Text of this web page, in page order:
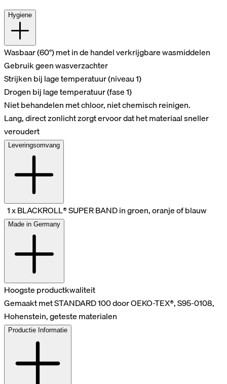
Hygiene
Wasbaar (60°) met in de handel verkrijgbare wasmiddelen
Gebruik geen wasverzachter
Strijken bij lage temperatuur (niveau 1)
Drogen bij lage temperatuur (fase 1)
Niet behandelen met chloor, niet chemisch reinigen.
Lang, direct zonlicht zorgt ervoor dat het materiaal sneller
veroudert
Leveringsomvang
1 x BLACKROLL® SUPER BAND in groen, oranje of blauw
Made in Germany
Hoogste productkwaliteit
Gemaakt met STANDARD 100 door OEKO-TEX®, S95-0108,
Hohenstein, geteste materialen
Productie Informatie